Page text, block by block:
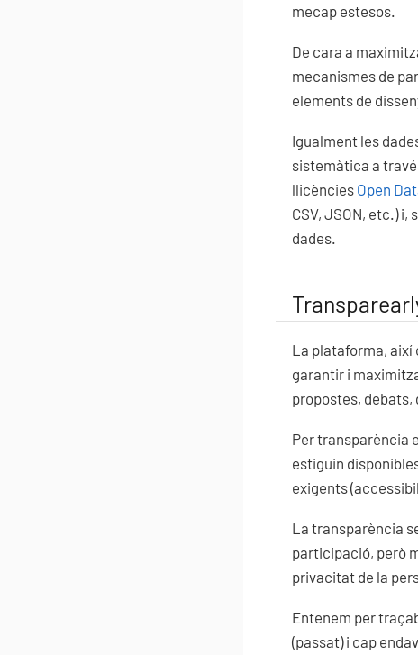
mecap estesos.
De cara a
mecanismes de
elements de
Igualment les
sistemàtica a
llicències Open
CSV, JSON, etc.)
dades.
La plataforma, així
garantir i
propostes, debats,
Per transparència
estiguin
exigents
La transparència
participació, però
privacitat de la
Entenem per
(passat) i cap